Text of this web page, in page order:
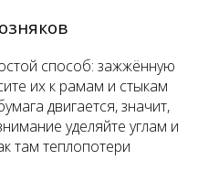
способ: зажжённую
их к рамам и стыкам
двигается, значит,
уделяйте углам и
там теплопотери